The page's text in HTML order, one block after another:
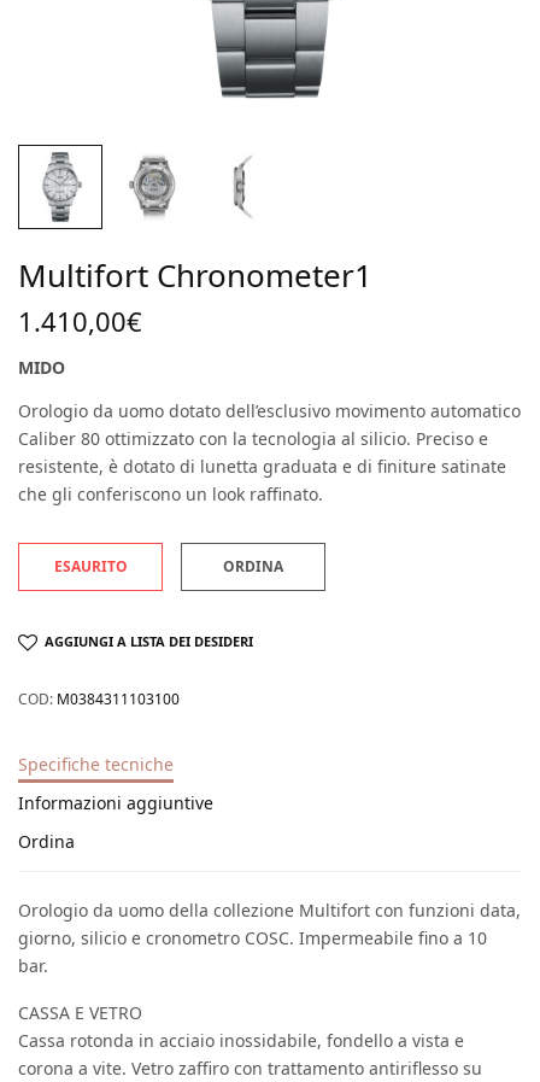
Multifort Chronometer1
1.410,00€
MIDO
Orologio da uomo dotato dell’esclusivo movimento automatico
Caliber 80 ottimizzato con la tecnologia al silicio. Preciso e
resistente, è dotato di lunetta graduata e di finiture satinate
che gli conferiscono un look raffinato.
ESAURITO ORDINA
AGGIUNGI A LISTA DEI DESIDERI
COD: M0384311103100
Specifiche tecniche
Informazioni aggiuntive
Ordina
Orologio da uomo della collezione Multifort con funzioni data,
giorno, silicio e cronometro COSC. Impermeabile fino a 10
bar.
CASSA E VETRO
Cassa rotonda in acciaio inossidabile, fondello a vista e
corona a vite. Vetro zaffiro con trattamento antiriflesso su